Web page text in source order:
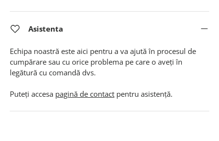
Asistenta
Echipa noastră este aici pentru a va ajută în procesul de
cumpărare sau cu orice problema pe care o aveți în
legătură cu comandă dvs.
Puteți accesa pagină de contact pentru asistență.